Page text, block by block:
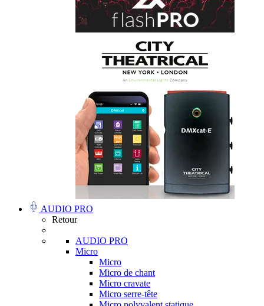
AUDIO PRO
Retour
AUDIO PRO
Micro
Micro
Micro de chant
Micro cravate
Micro serre-tête